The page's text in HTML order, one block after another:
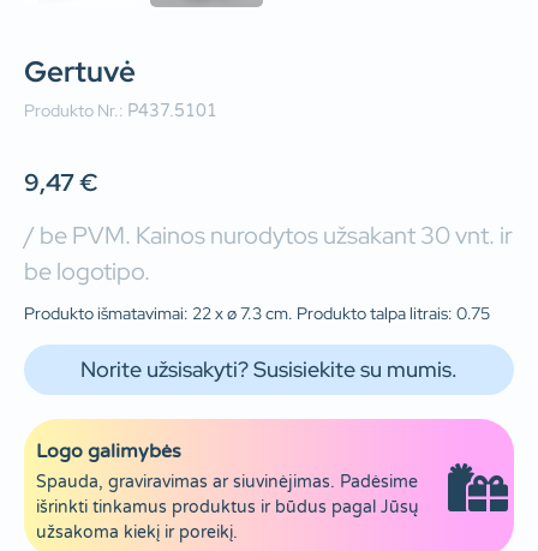
Gertuvė
Produkto Nr.: P437.5101
9,47€
/ be PVM. Kainos nurodytos užsakant 30 vnt. ir
be logotipo.
Produkto išmatavimai: 22 x ø 7.3 cm. Produkto talpa litrais: 0.75
Norite užsisakyti? Susisiekite su mumis.
Logo galimybės
Spauda, graviravimas ar siuvinėjimas. Padėsime
išrinkti tinkamus produktus ir būdus pagal Jūsų
užsakoma kiekį ir poreikį.